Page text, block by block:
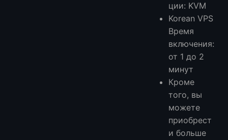
ции: KVM
Korean VPS
Время
включения:
от 1 до 2
минут
Кроме
того, вы
можете
приобрест
и больше